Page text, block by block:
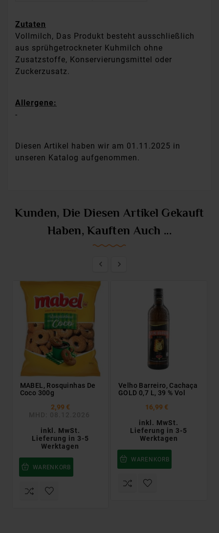
Zutaten
Vollmilch, Das Produkt besteht ausschließlich
aus sprühgetrockneter Kuhmilch ohne
Zusatzstoffe, Konservierungsmittel oder
Zuckerzusatz.
Allergene:
-
Diesen Artikel haben wir am 01.11.2025 in
unseren Katalog aufgenommen.
Kunden, Die Diesen Artikel Gekauft
Haben, Kauften Auch ...
 
MABEL, Rosquinhas De
Coco 300g
2,99 €
inkl. MwSt.
Lieferung in 3-5
Werktagen
WARENKORB
Velho Barreiro, Cachaça
GOLD 0,7 L, 39 % Vol
16,99 €
inkl. MwSt.
Lieferung in 3-5
Werktagen
WARENKORB